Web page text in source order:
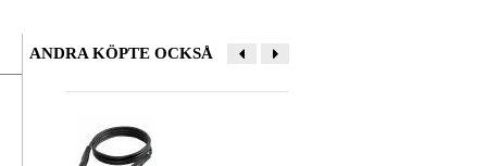
Lämna en recension
ANDRA KÖPTE OCKSÅ